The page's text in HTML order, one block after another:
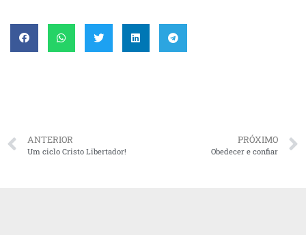
ANTERIOR
Um ciclo Cristo Libertador!
PRÓXIMO
Obedecer e confiar